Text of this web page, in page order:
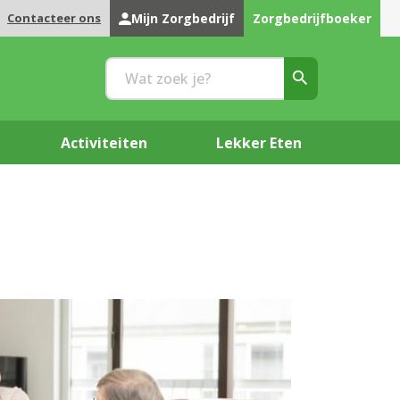
Contacteer ons Mijn Zorgbedrijf Zorgbedrijfboeker
Activiteiten Lekker Eten